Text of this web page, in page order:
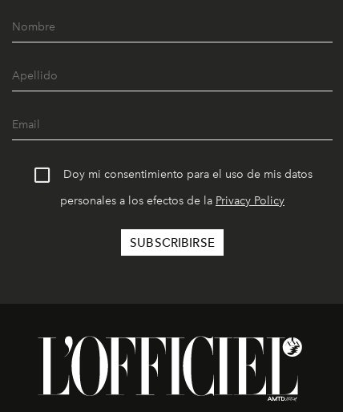
Doy mi consentimiento para el uso de mis datos
personales a los efectos de la Privacy Policy